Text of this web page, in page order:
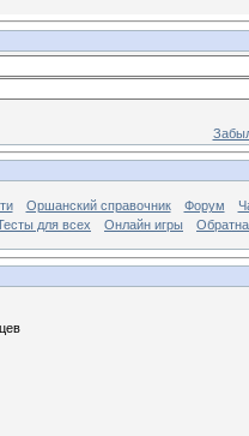
Оршанский справочник Форум
для всех
Онлайн игры